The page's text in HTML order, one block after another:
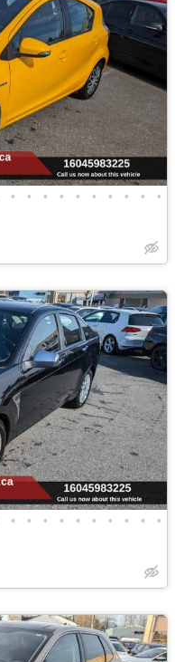
• • • • • • • • • •
• • • • • • • • • •